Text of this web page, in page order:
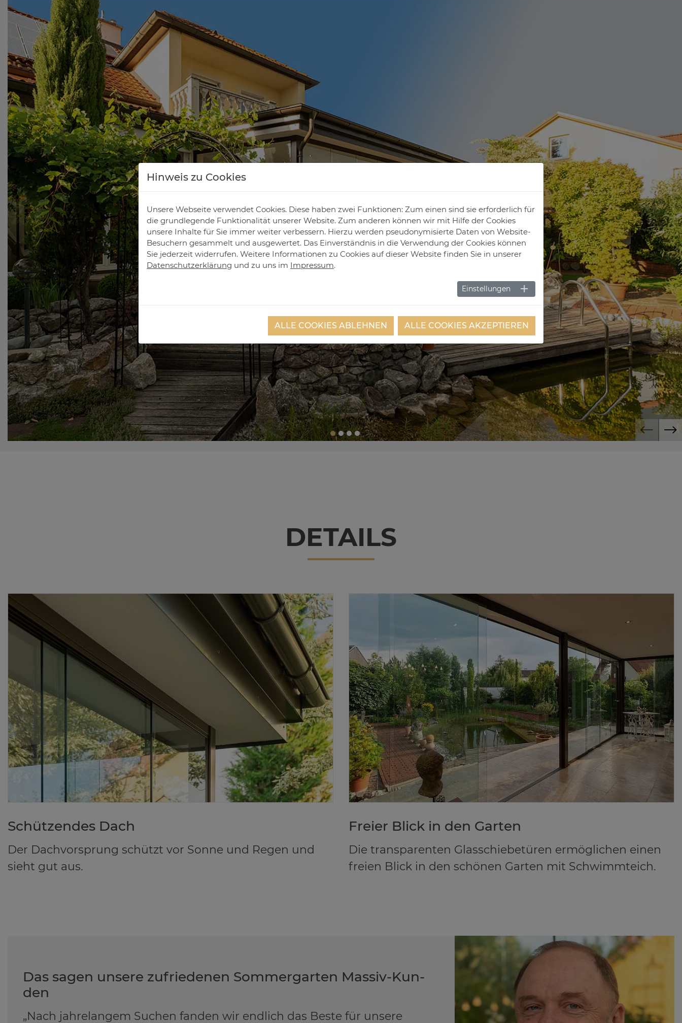
DE­TAILS
Schüt­zen­des Dach
Der Dachvorsprung schützt vor Sonne und Regen und
sieht gut aus.
Frei­er Blick in den Gar­ten
Die transparenten Glasschiebetüren ermöglichen einen
freien Blick in den schönen Garten mit Schwimmteich.
Das sa­gen un­se­re zu­frie­de­nen Som­mer­gar­ten Mas­siv-Kun­
den
„Nach jahrelangem Suchen fanden wir endlich das Beste für unsere
Hinweis zu Cookies
Unsere Webseite verwendet Cookies. Diese haben zwei Funktionen: Zum einen sind sie erforderlich für
die grundlegende Funktionalität unserer Website. Zum anderen können wir mit Hilfe der Cookies
unsere Inhalte für Sie immer weiter verbessern. Hierzu werden pseudonymisierte Daten von Website-
Besuchern gesammelt und ausgewertet. Das Einverständnis in die Verwendung der Cookies können
Sie jederzeit widerrufen. Weitere Informationen zu Cookies auf dieser Website finden Sie in unserer
Datenschutzerklärung und zu uns im Impressum.
Einstellungen
ALLE COOKIES ABLEHNEN ALLE COOKIES AKZEPTIEREN